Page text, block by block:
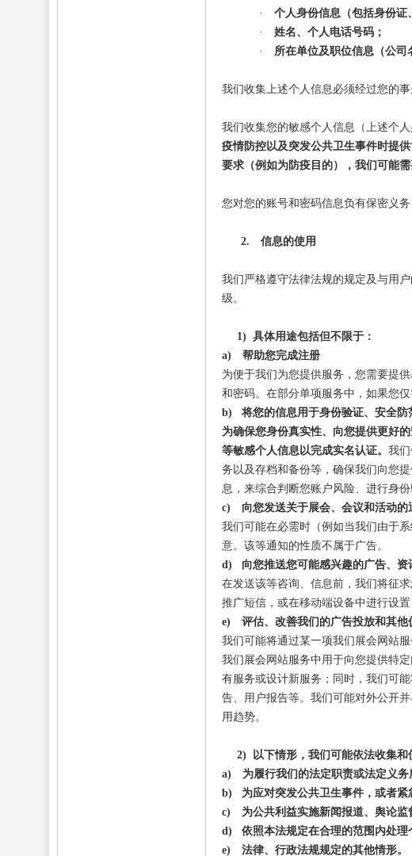
·
个人身份信息（包括身份证
·
姓名、个人电话号码；
·
所在单位及职位信息（公司
我们收集上述个人信息必须经过您的
我们收集您的敏感个人信息（上述个
疫情防控以及突发公共卫生事件时提
要求（例如为防疫目的），我们可能
您对您的账号和密码信息负有保密义
2. 信息的使用
我们严格遵守法律法规的规定及与用
级。
1) 具体用途包括但不限于：
a)
帮助您完成注册
为便于我们为您提供服务，您需要提
和密码。在部分单项服务中，如果您
b)
将您的信息用于身份验证、安全
为确保您身份真实性、向您提供更好
等敏感个人信息以完成实名认证。 我
务以及存档和备份等，确保我们向您
息，来综合判断您账户风险、进行身
c)
向您发送关于展会、会议和活动
我们可能在必需时（例如当我们由于
意。该等通知的性质不属于广告。
d)
向您推送您可能感兴趣的广告、
在发送该等咨询、信息前，我们将征
推广短信，或在移动端设备中进行设
e)
评估、改善我们的广告投放和其
我们可能将通过某一项我们展会网站
我们展会网站服务中用于向您提供特
有服务或设计新服务；同时，我们可
告、用户报告等。我们可能对外公开
用趋势。
2)
以下情形，我们可能依法收集
a)
为履行我们的法定职责或法定义务
b)
为应对突发公共卫生事件，或者
c)
为公共利益实施新闻报道、舆论
d)
依照本法规定在合理的范围内处
e)
法律、行政法规规定的其他情形。